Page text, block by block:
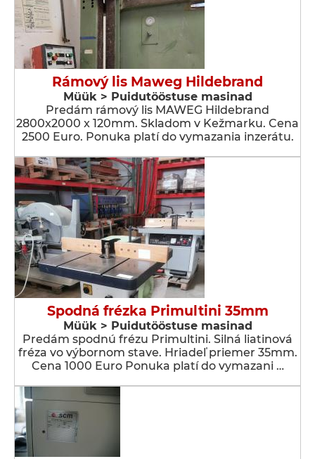
Rámový lis Maweg Hildebrand
Müük > Puidutööstuse masinad
Predám rámový lis MAWEG Hildebrand
2800x2000 x 120mm. Skladom v Kežmarku. Cena
2500 Euro. Ponuka platí do vymazania inzerátu.
Spodná frézka Primultini 35mm
Müük > Puidutööstuse masinad
Predám spodnú frézu Primultini. Silná liatinová
fréza vo výbornom stave. Hriadeľ priemer 35mm.
Cena 1000 Euro Ponuka platí do vymazani …